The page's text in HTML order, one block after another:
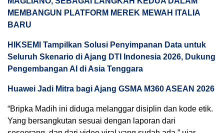
MEMBANGUN PLATFORM MEREK MEWAH ITALIA
BARU
HIKSEMI Tampilkan Solusi Penyimpanan Data untuk
Seluruh Skenario di Ajang DTI Indonesia 2026, Dukung
Pengembangan AI di Asia Tenggara
Huawei Jadi Mitra bagi Ajang GSMA M360 ASEAN 2026
“Bripka Madih ini diduga melanggar disiplin dan kode etik.
Yang bersangkutan sesuai dengan laporan dari